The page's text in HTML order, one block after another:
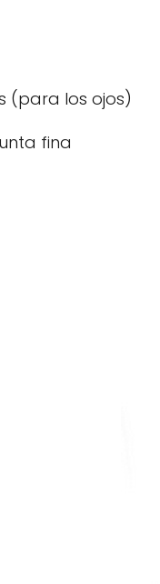
(para los ojos)
fina